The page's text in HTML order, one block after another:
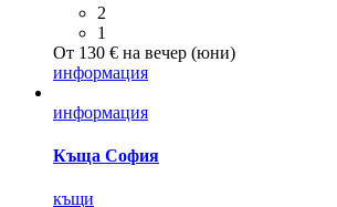
2
1
От 130 € на вечер (юни)
информация
информация
Къща София
къщи